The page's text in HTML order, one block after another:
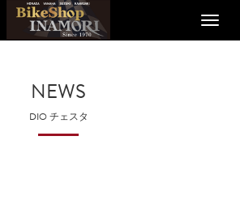
Toggle
NEWS
DIO チェスタ